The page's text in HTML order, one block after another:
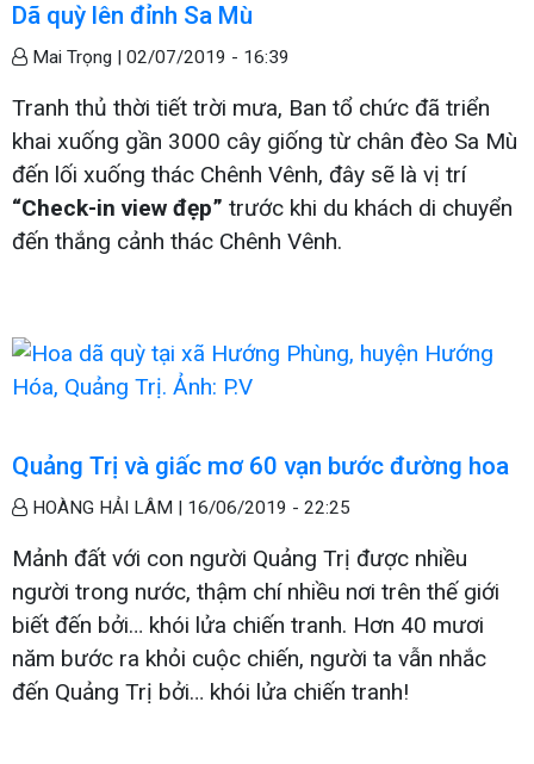
Dã quỳ lên đỉnh Sa Mù
Mai Trọng | 02/07/2019 - 16:39
Tranh thủ thời tiết trời mưa, Ban tổ chức đã triển
khai xuống gần 3000 cây giống từ chân đèo Sa Mù
đến lối xuống thác Chênh Vênh, đây sẽ là vị trí
“Check-in view đẹp” trước khi du khách di chuyển
đến thắng cảnh thác Chênh Vênh.
Quảng Trị và giấc mơ 60 vạn bước đường hoa
HOÀNG HẢI LÂM | 16/06/2019 - 22:25
Mảnh đất với con người Quảng Trị được nhiều
người trong nước, thậm chí nhiều nơi trên thế giới
biết đến bởi… khói lửa chiến tranh. Hơn 40 mươi
năm bước ra khỏi cuộc chiến, người ta vẫn nhắc
đến Quảng Trị bởi… khói lửa chiến tranh!